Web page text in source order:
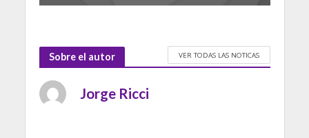
Sobre el autor VER TODAS LAS NOTICAS
Jorge Ricci